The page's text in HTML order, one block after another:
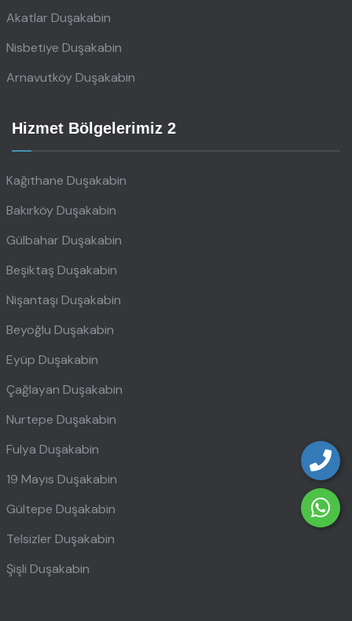
Akatlar Duşakabin
Nisbetiye Duşakabin
Arnavutköy Duşakabin
Hizmet Bölgelerimiz 2
Kağıthane Duşakabin
Bakırköy Duşakabin
Gülbahar Duşakabin
Beşiktaş Duşakabin
Nişantaşı Duşakabin
Beyoğlu Duşakabin
Eyüp Duşakabin
Çağlayan Duşakabin
Nurtepe Duşakabin
Fulya Duşakabin
19 Mayıs Duşakabin
Gültepe Duşakabin
Telsizler Duşakabin
Şişli Duşakabin